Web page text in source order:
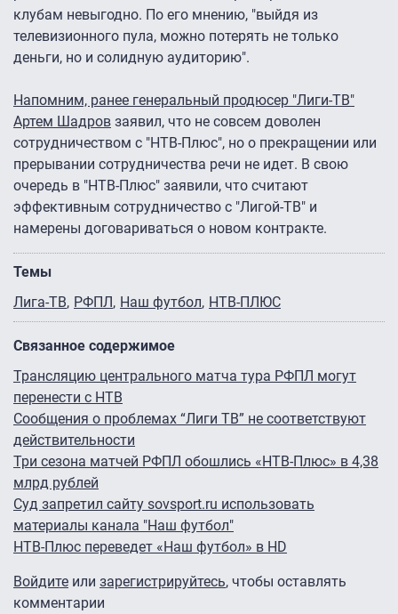
клубам невыгодно. По его мнению, "выйдя из
телевизионного пула, можно потерять не только
деньги, но и солидную аудиторию".
Напомним, ранее генеральный продюсер "Лиги-ТВ"
Артем Шадров заявил, что не совсем доволен
сотрудничеством с "НТВ-Плюс", но о прекращении или
прерывании сотрудничества речи не идет. В свою
очередь в "НТВ-Плюс" заявили, что считают
эффективным сотрудничество с "Лигой-ТВ" и
намерены договариваться о новом контракте.
Темы
Лига-ТВ РФПЛ Наш футбол НТВ-ПЛЮС
Связанное содержимое
Трансляцию центрального матча тура РФПЛ могут
перенести с НТВ
Сообщения о проблемах “Лиги ТВ” не соответствуют
действительности
Три сезона матчей РФПЛ обошлись «НТВ-Плюс» в 4,38
млрд рублей
Суд запретил сайту sovsport.ru использовать
материалы канала "Наш футбол"
НТВ-Плюс переведет «Наш футбол» в HD
Войдите или зарегистрируйтесь, чтобы оставлять
комментарии